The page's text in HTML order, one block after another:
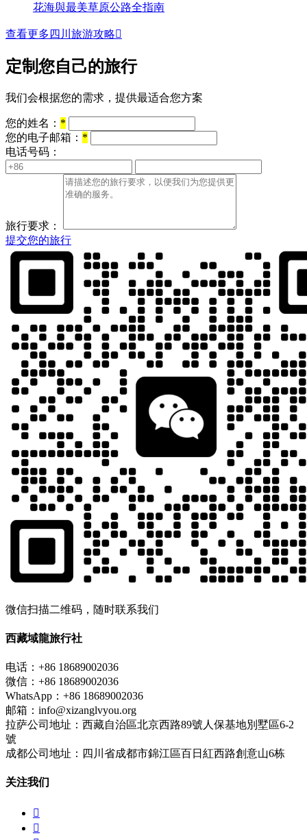
花海與最美草原公路全指南
查看更多四川旅游攻略
定制您自己的旅行
我们会根据您的需求，提供最适合您方案
您的姓名： *
您的电子邮箱： *
电话号码：
旅行要求：
提交您的旅行
微信扫描二维码，随时联系我们
西藏域龍旅行社
电话：+86 18689002036
微信：+86 18689002036
WhatsApp：+86 18689002036
邮箱：info@xizanglvyou.org
拉萨公司地址：西藏自治區北京西路89號人保基地別墅區6-2
號
成都公司地址：四川省成都市錦江區百日紅西路創意山6栋
关注我们

